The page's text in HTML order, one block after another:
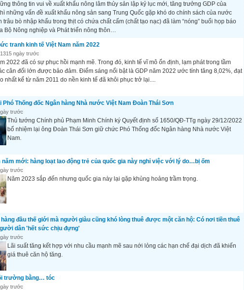
thông tin vui về xuất khẩu nông lâm thủy sản lập kỷ lục mới, tăng trưởng GDP của
những vấn đề xuất khẩu nông sản sang Trung Quốc gặp khó do chính sách của nước
trâu bò nhập khẩu trong thịt có chứa chất cấm (chất tạo nạc) đã làm “nóng” buổi họp báo
Bộ Nông nghiệp và Phát triển nông thôn…
tranh kinh tế Việt Nam năm 2022
ngày trước
2022 đã có sự phục hồi mạnh mẽ. Trong đó, kinh tế vĩ mô ổn định, lạm phát trong tầm
cân đối lớn được bảo đảm. Điểm sáng nổi bật là GDP năm 2022 ước tính tăng 8,02%, đạt
nhất kể từ năm 2011 do nền kinh tế đã khôi phục trở lại....
Phó Thống đốc Ngân hàng Nhà nước Việt Nam Đoàn Thái Sơn
trước
Thủ tướng Chính phủ Phạm Minh Chính ký Quyết định số 1650/QĐ-TTg ngày 29/12/2022
bổ nhiệm lại ông Đoàn Thái Sơn giữ chức Phó Thống đốc Ngân hàng Nhà nước Việt
Nam.
mới: hàng loạt lao động trẻ của quốc gia này nghỉ việc với lý do…bị ốm
trước
Năm 2023 sắp đến nhưng quốc gia này lại gặp khủng hoảng trầm trọng.
hàng đầu thế giới mà người giàu cũng khó lòng thuê được một căn hộ: Có nơi tiền thuê
dân 'hết sức chịu đựng'
trước
Lãi suất tăng kết hợp với nhu cầu mạnh mẽ sau nới lỏng các hạn chế đại dịch đã khiến
giá thuê căn hộ tăng.
trường bằng… tóc
trước